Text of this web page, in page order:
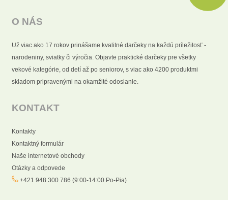
O NÁS
Už viac ako 17 rokov prinášame kvalitné darčeky na každú príležitosť -
narodeniny, sviatky či výročia. Objavte praktické darčeky pre všetky
vekové kategórie, od detí až po seniorov, s viac ako 4200 produktmi
skladom pripravenými na okamžité odoslanie.
KONTAKT
Kontakty
Kontaktný formulár
Naše internetové obchody
Otázky a odpovede
+421 948 300 786 (9:00-14:00 Po-Pia)